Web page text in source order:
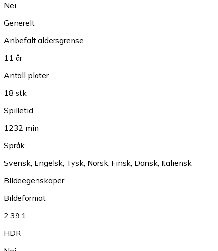
Nei
Generelt
Anbefalt aldersgrense
11 år
Antall plater
18 stk
Spilletid
1232 min
Språk
Svensk, Engelsk, Tysk, Norsk, Finsk, Dansk, Italiensk
Bildeegenskaper
Bildeformat
2.39:1
HDR